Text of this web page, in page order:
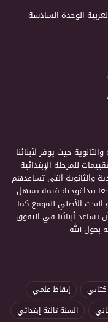
الوحدة السادسة
حيث يوفر لأبنائنا
للمرحلة الإبتدائية
والثانوية التي تساعدهم
بيداغوجية قيمة يسهل
البحث الأصلي للموقع كما
أبنائنا في التفوق
بحول الله
كتابي
إيقاظ علمي
السنة ثالثة إبتدائي